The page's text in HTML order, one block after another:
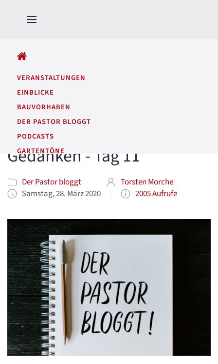
VERANSTALTUNGEN
EINBLICKE
BAUVORHABEN
DER PASTOR BLOGGT
PODCASTS
GARTENTÖNE
Gedanken - Tag 11
Der Pastor bloggt
Torsten Morche
Samstag, 28. März 2020
2005 Aufrufe